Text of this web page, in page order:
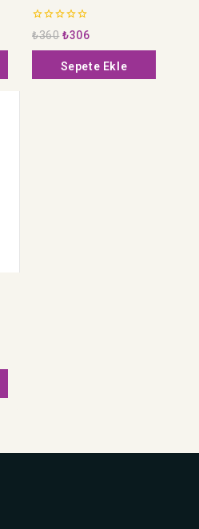
0
5
üzerinden
₺360 ₺306
Sepete Ekle